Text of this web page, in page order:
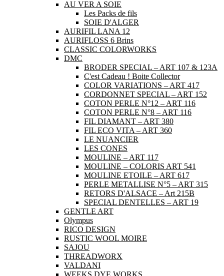
AU VER A SOIE
Les Packs de fils
SOIE D'ALGER
AURIFIL LANA 12
AURIFLOSS 6 Brins
CLASSIC COLORWORKS
DMC
BRODER SPECIAL – ART 107 & 123A
C'est Cadeau ! Boite Collector
COLOR VARIATIONS – ART 417
CORDONNET SPECIAL – ART 152
COTON PERLE N°12 – ART 116
COTON PERLE N°8 – ART 116
FIL DIAMANT – ART 380
FIL ECO VITA – ART 360
LE NUANCIER
LES CONES
MOULINE – ART 117
MOULINE – COLORIS ART 541
MOULINE ETOILE – ART 617
PERLE METALLISE N°5 – ART 315
RETORS D'ALSACE – Art 215B
SPECIAL DENTELLES – ART 19
GENTLE ART
Olympus
RICO DESIGN
RUSTIC WOOL MOIRE
SAJOU
THREADWORX
VALDANI